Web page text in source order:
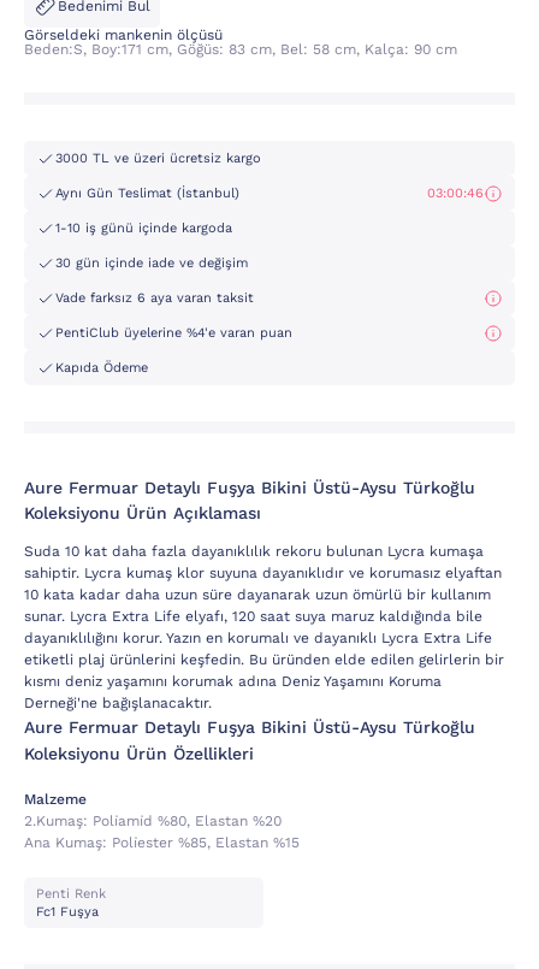
Bedenimi Bul
Görseldeki mankenin ölçüsü
Beden:S, Boy:171 cm, Göğüs: 83 cm, Bel: 58 cm, Kalça: 90 cm
3000 TL ve üzeri ücretsiz kargo
Aynı Gün Teslimat (İstanbul) 03:00:45
1-10 iş günü içinde kargoda
30 gün içinde iade ve değişim
Vade farksız 6 aya varan taksit
PentiClub üyelerine %4'e varan puan
Kapıda Ödeme
Aure Fermuar Detaylı Fuşya Bikini Üstü-Aysu Türkoğlu
Koleksiyonu Ürün Açıklaması
Suda 10 kat daha fazla dayanıklılık rekoru bulunan Lycra kumaşa
sahiptir. Lycra kumaş klor suyuna dayanıklıdır ve korumasız elyaftan
10 kata kadar daha uzun süre dayanarak uzun ömürlü bir kullanım
sunar. Lycra Extra Life elyafı, 120 saat suya maruz kaldığında bile
dayanıklılığını korur. Yazın en korumalı ve dayanıklı Lycra Extra Life
etiketli plaj ürünlerini keşfedin. Bu üründen elde edilen gelirlerin bir
kısmı deniz yaşamını korumak adına Deniz Yaşamını Koruma
Derneği'ne bağışlanacaktır.
Aure Fermuar Detaylı Fuşya Bikini Üstü-Aysu Türkoğlu
Koleksiyonu Ürün Özellikleri
Malzeme
2.kumaş: Poli̇ami̇d %80, Elastan %20
Ana Kumaş: Poli̇ester %85, Elastan %15
Penti Renk
Fc1 Fuşya